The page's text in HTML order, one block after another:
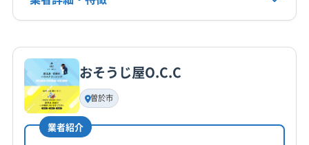
非公開
公式サイトなし
基本情報
代表者名
青山正一
所在地
おそうじ屋O.C.C
曽於市
業者紹介